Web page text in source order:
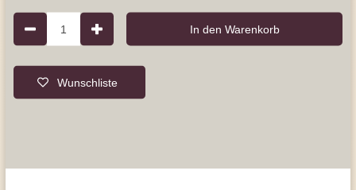
1 In den Warenkorb
Wunschliste